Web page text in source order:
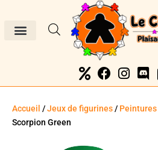
Accueil /Jeux de figurines/ Peintures
Scorpion Green